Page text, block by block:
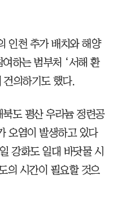
인천 추가 배치와 해양
하는 범부처 ‘서해 환
건의하기도 했다.
도 평산 우라늄 정련공
오염이 발생하고 있다
강화도 일대 바닷물 시
의 시간이 필요할 것으